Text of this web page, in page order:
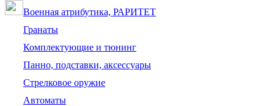
Военная атрибутика, РАРИТЕТ
Гранаты
Комплектующие и тюнинг
Панно, подставки, аксессуары
Стрелковое оружие
Автоматы